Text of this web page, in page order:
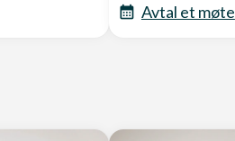
Avtal et møte